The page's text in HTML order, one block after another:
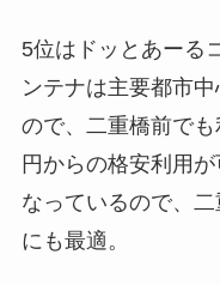
5位はドッとあーる
ンテナは主要都市
ので、二重橋前で
円からの格安利用
なっているので、
にも最適。